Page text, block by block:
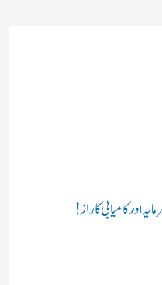
اور کامیابی کا راز !